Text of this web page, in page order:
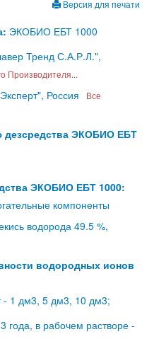
Версия для печати
ЭКОБИО ЕБТ 1000
Тренд С.А.Р.Л.",
Производителя...
Россия
Все
дезсредства ЭКОБИО ЕБТ
ЭКОБИО ЕБТ 1000:
компоненты
водорода 49.5 %,
водородных ионов
- 1 дм3, 5 дм3, 10 дм3;
года, в рабочем растворе -